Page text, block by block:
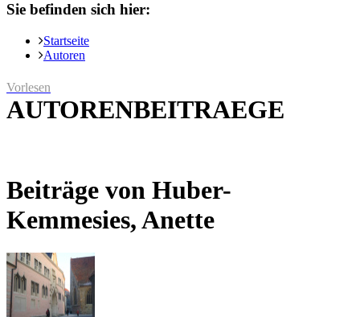
Sie befinden sich hier:
Startseite
Autoren
Vorlesen
AUTORENBEITRAEGE
Beiträge von Huber-
Kemmesies, Anette